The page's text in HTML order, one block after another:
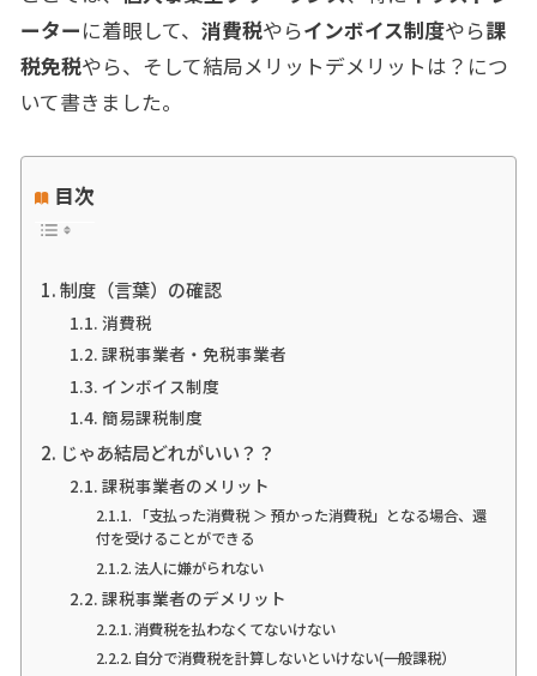
ーターに着眼して、 消費税やらインボイス制度やら課
税免税やら、そして結局メリットデメリットは？につ
いて書きました。
目次
制度（言葉）の確認
消費税
課税事業者・免税事業者
インボイス制度
簡易課税制度
じゃあ結局どれがいい？？
課税事業者のメリット
「支払った消費税 ＞ 預かった消費税」となる場合、還
付を受けることができる
法人に嫌がられない
課税事業者のデメリット
消費税を払わなくてないけない
自分で消費税を計算しないといけない(一般課税）